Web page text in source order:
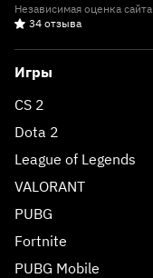
Независимая оценка сайта
34 отзыва
Игры
CS 2
Dota 2
League of Legends
VALORANT
PUBG
Fortnite
PUBG Mobile